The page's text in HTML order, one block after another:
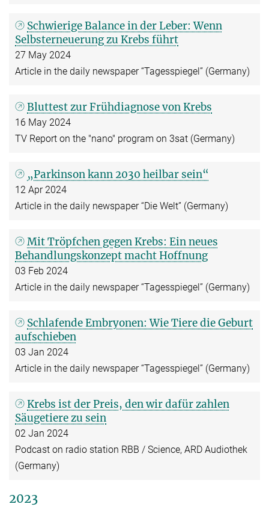
Schwierige Balance in der Leber: Wenn
Selbsterneuerung zu Krebs führt
27 May 2024
Article in the daily newspaper “Tagesspiegel” (Germany)
Bluttest zur Frühdiagnose von Krebs
16 May 2024
TV Report on the "nano" program on 3sat (Germany)
„Parkinson kann 2030 heilbar sein“
12 Apr 2024
Article in the daily newspaper “Die Welt” (Germany)
Mit Tröpfchen gegen Krebs: Ein neues
Behandlungskonzept macht Hoffnung
03 Feb 2024
Article in the daily newspaper “Tagesspiegel” (Germany)
Schlafende Embryonen: Wie Tiere die Geburt
aufschieben
03 Jan 2024
Article in the daily newspaper “Tagesspiegel” (Germany)
Krebs ist der Preis, den wir dafür zahlen
Säugetiere zu sein
02 Jan 2024
Podcast on radio station RBB / Science, ARD Audiothek
(Germany)
2023